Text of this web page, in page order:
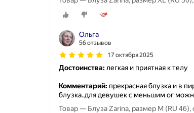
Ольга
56 отзывов
17 октября 2025
Достоинства:легкая и приятная к телу
Комментарий: прекрасная блузка и в
блузка..для девушек с меньшим ог
Товар — Блуза Zarina, размер M (RU 46),